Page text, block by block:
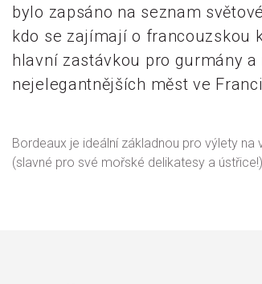
bylo zapsáno na seznam
kdo se zajímají o francouzskou
hlavní zastávkou pro gurmány
nejelegantnějších měst ve
Bordeaux je ideální základnou pro výlety
(slavné pro své mořské delikatesy a